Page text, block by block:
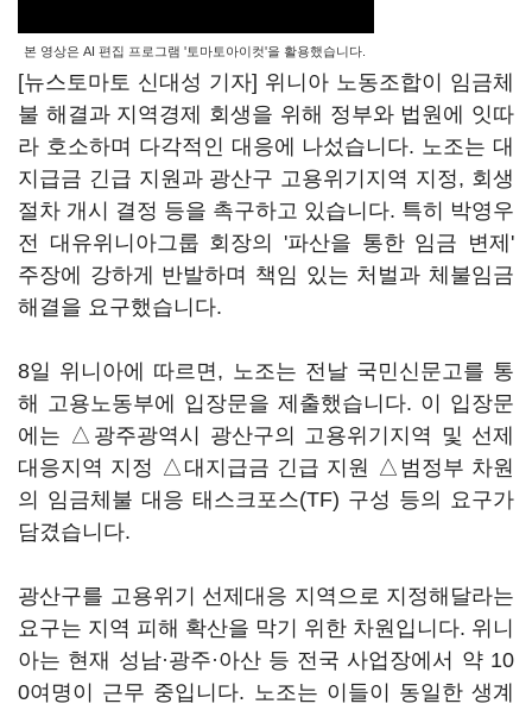
본 영상은 AI 편집 프로그램 '토마토아이컷'을 활용했습니다.
[뉴스토마토 신대성 기자] 위니아 노동조합이 임금체
불 해결과 지역경제 회생을 위해 정부와 법원에 잇따
라 호소하며 다각적인 대응에 나섰습니다. 노조는 대
지급금 긴급 지원과 광산구 고용위기지역 지정, 회생
절차 개시 결정 등을 촉구하고 있습니다. 특히 박영우
전 대유위니아그룹 회장의 '파산을 통한 임금 변제'
주장에 강하게 반발하며 책임 있는 처벌과 체불임금
해결을 요구했습니다.
8일 위니아에 따르면, 노조는 전날 국민신문고를 통
해 고용노동부에 입장문을 제출했습니다. 이 입장문
에는 △광주광역시 광산구의 고용위기지역 및 선제
대응지역 지정 △대지급금 긴급 지원 △범정부 차원
의 임금체불 대응 태스크포스(TF) 구성 등의 요구가
담겼습니다.
광산구를 고용위기 선제대응 지역으로 지정해달라는
요구는 지역 피해 확산을 막기 위한 차원입니다. 위니
아는 현재 성남·광주·아산 등 전국 사업장에서 약 10
0여명이 근무 중입니다. 노조는 이들이 동일한 생계